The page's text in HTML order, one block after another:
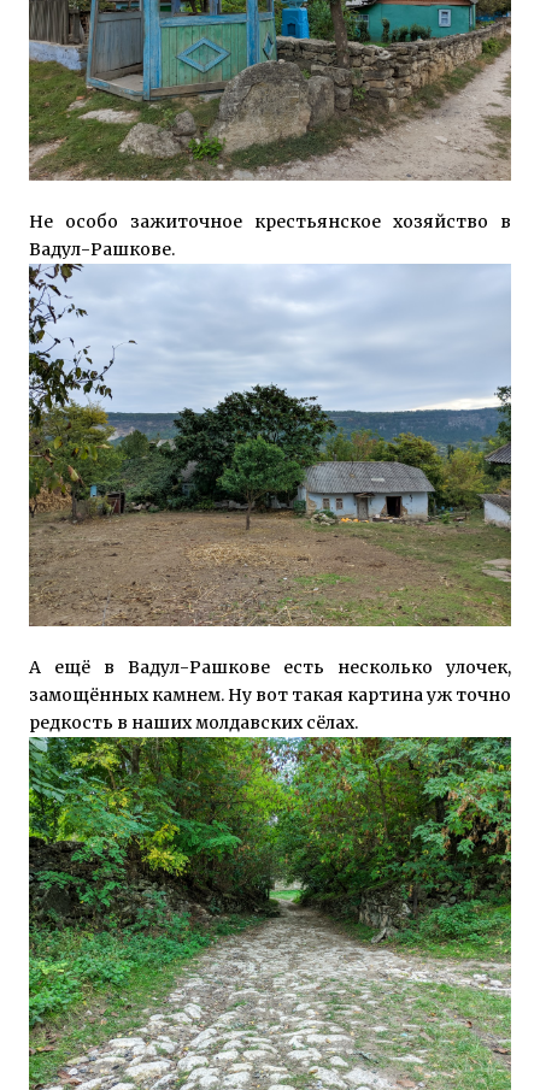
Не особо зажиточное крестьянское хозяйство в
Вадул-Рашкове.
А ещё в Вадул-Рашкове есть несколько улочек,
замощённых камнем. Ну вот такая картина уж точно
редкость в наших молдавских сёлах.